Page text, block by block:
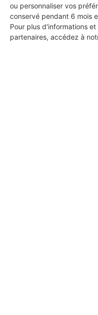
ou personnaliser vos
conservé pendant 6 mois
Pour plus d'informations
partenaires, accédez à